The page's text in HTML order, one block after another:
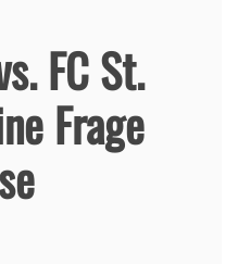
FC St.
Frage